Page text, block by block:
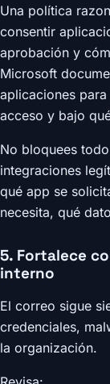
Una política
consentir
aprobación y
Microsoft
aplicaciones
acceso y bajo
No bloquees
integraciones
qué app se
necesita, qué
5. Fortalece
interno
El correo sigue
credenciales,
la organización.